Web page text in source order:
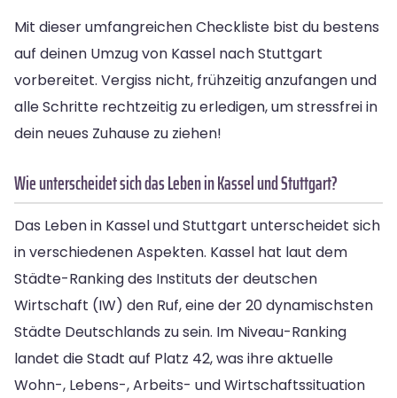
Mit dieser umfangreichen Checkliste bist du bestens
auf deinen Umzug von Kassel nach Stuttgart
vorbereitet. Vergiss nicht, frühzeitig anzufangen und
alle Schritte rechtzeitig zu erledigen, um stressfrei in
dein neues Zuhause zu ziehen!
Wie unterscheidet sich das Leben in Kassel und Stuttgart?
Das Leben in Kassel und Stuttgart unterscheidet sich
in verschiedenen Aspekten. Kassel hat laut dem
Städte-Ranking des Instituts der deutschen
Wirtschaft (IW) den Ruf, eine der 20 dynamischsten
Städte Deutschlands zu sein. Im Niveau-Ranking
landet die Stadt auf Platz 42, was ihre aktuelle
Wohn-, Lebens-, Arbeits- und Wirtschaftssituation